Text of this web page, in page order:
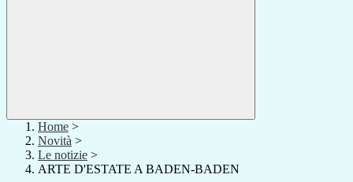
Home >
Novità >
Le notizie >
ARTE D'ESTATE A BADEN-BADEN